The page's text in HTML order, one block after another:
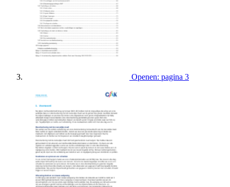
Openen: pagina 3